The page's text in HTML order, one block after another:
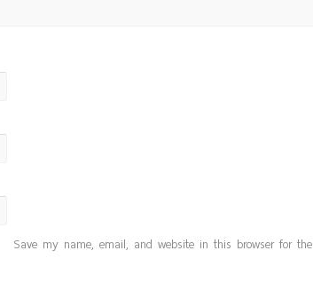
Save my name, email, and website in this browser for the